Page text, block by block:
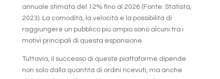
annuale stimata del 12% fino al 2026 (Fonte: Statista,
2023). La comodità, la velocità e la possibilità di
raggiungere un pubblico più ampio sono alcuni tra i
motivi principali di questa espansione.
Tuttavia, il successo di queste piattaforme dipende
non solo dalla quantità di ordini ricevuti, ma anche